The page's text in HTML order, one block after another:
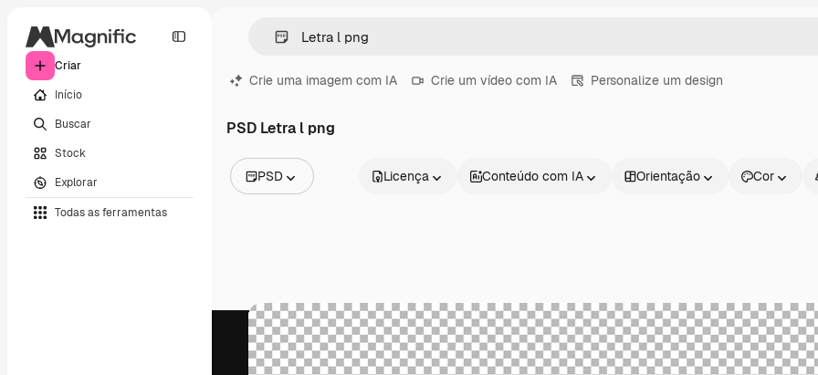
Criar
Início
Buscar
Stock
Explorar
Todas as ferramentas
Crie uma imagem com IA Crie um vídeo com IA Personalize um design
PSD Letra l png
PSD
Vídeos
Clipes de vídeo
Animações
Modelos de vídeos
Licença Conteúdo com IA Orientação Cor